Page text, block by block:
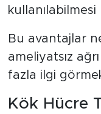
kullanılabilmesi
Bu avantajlar
ameliyatsız
fazla ilgi
Kök Hücre